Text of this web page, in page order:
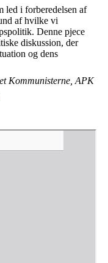
led i forberedelsen af
af hvilke vi
Denne pjece
diskussion, der
og dens
Kommunisterne, APK